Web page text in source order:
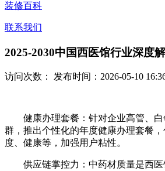
装修百科
联系我们
2025-2030中国西医馆行业深度
访问次数： 发布时间：2026-05-10
健康办理套餐：针对企业高管、白
群，推出个性化的年度健康办理套餐
度、健康等，加强用户粘性。
供应链掌控力：中药材质量是西医